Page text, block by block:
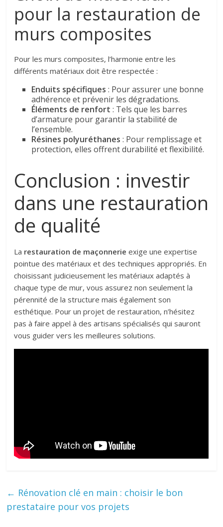
pour la restauration de
murs composites
Pour les murs composites, l’harmonie entre les
différents matériaux doit être respectée :
Enduits spécifiques : Pour assurer une bonne
adhérence et prévenir les dégradations.
Éléments de renfort : Tels que les barres
d’armature pour garantir la stabilité de
l’ensemble.
Résines polyuréthanes : Pour remplissage et
protection, elles offrent durabilité et flexibilité.
Conclusion : investir
dans une restauration
de qualité
La restauration de maçonnerie exige une expertise
pointue des matériaux et des techniques appropriés. En
choisissant judicieusement les matériaux adaptés à
chaque type de mur, vous assurez non seulement la
pérennité de la structure mais également son
esthétique. Pour un projet de restauration, n’hésitez
pas à faire appel à des artisans spécialisés qui sauront
vous guider vers les meilleures solutions.
← Rénovation clé en main : choisir le bon
prestataire pour vos projets